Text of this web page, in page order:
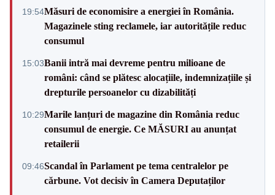
19:54Măsuri de economisire a energiei în România.
Magazinele sting reclamele, iar autoritățile reduc
consumul
15:03Banii intră mai devreme pentru milioane de
români: când se plătesc alocațiile, indemnizațiile și
drepturile persoanelor cu dizabilități
10:29Marile lanțuri de magazine din România reduc
consumul de energie. Ce MĂSURI au anunțat
retailerii
09:46Scandal în Parlament pe tema centralelor pe
cărbune. Vot decisiv în Camera Deputaților